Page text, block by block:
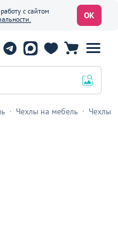
с сайтом
ОК
Чехлы на мебель Чехлы